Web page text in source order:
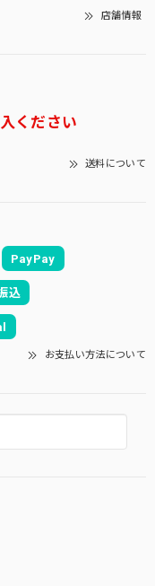
店舗情報
ください
送料について
PayPay
込
お支払い方法について